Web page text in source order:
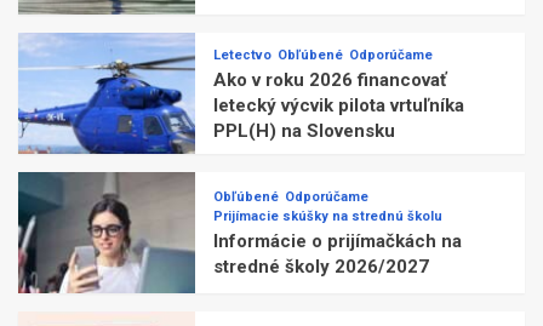
Letectvo Obľúbené Odporúčame
Ako v roku 2026 financovať
letecký výcvik pilota vrtuľníka
PPL(H) na Slovensku
Obľúbené Odporúčame
Prijímacie skúšky na strednú školu
Informácie o prijímačkách na
stredné školy 2026/2027